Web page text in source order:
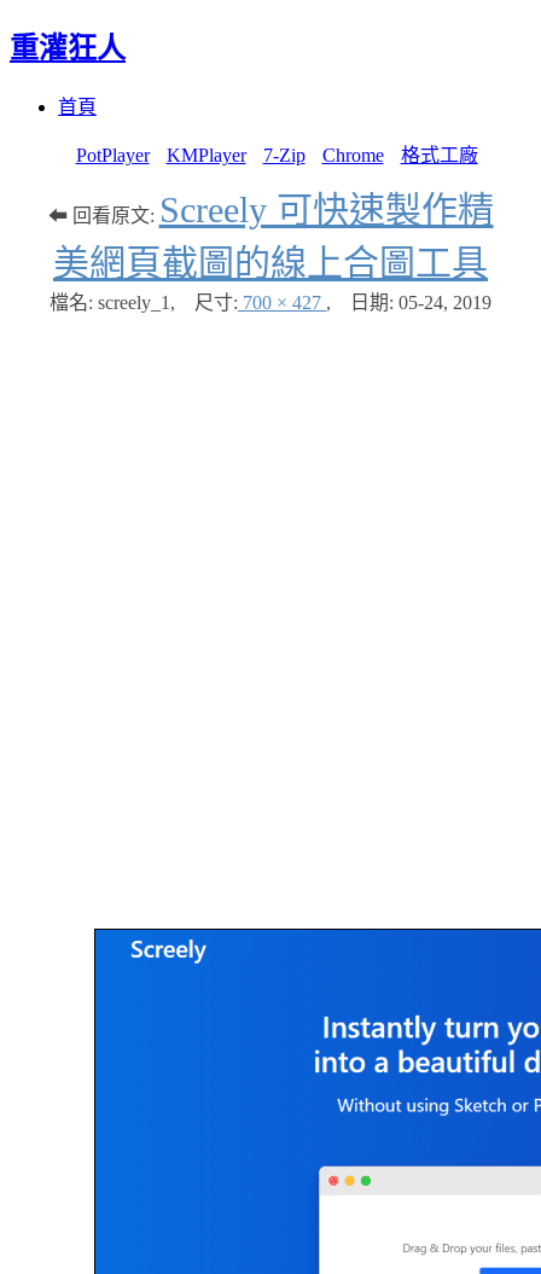
重灌狂人
首頁
PotPlayer KMPlayer 7-Zip Chrome 格式工廠
⬅ 回看原文: Screely 可快速製作精
美網頁截圖的線上合圖工具
檔名: screely_1 , 尺寸: 700 × 427 , 日期: 05-24, 2019